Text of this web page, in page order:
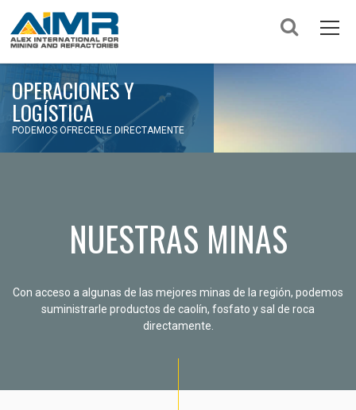
OPERACIONES Y
LOGÍSTICA
PODEMOS OFRECERLE DIRECTAMENTE
NUESTRAS MINAS
Con acceso a algunas de las mejores minas de la región, podemos
suministrarle productos de caolín, fosfato y sal de roca
directamente.